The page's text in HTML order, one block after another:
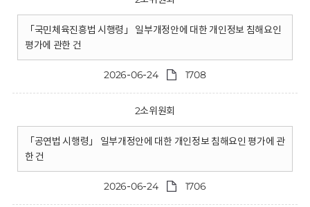
「국민체육진흥법 시행령」 일부개정안에 대한 개인정보 침해요인
평가에 관한 건
2026-06-24 1708
2소위원회
「공연법 시행령」 일부개정안에 대한 개인정보 침해요인 평가에 관
한 건
2026-06-24 1706